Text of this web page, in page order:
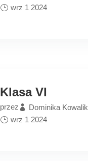
wrz 1 2024
Klasa VI
przez
Dominika Kowalik
wrz 1 2024